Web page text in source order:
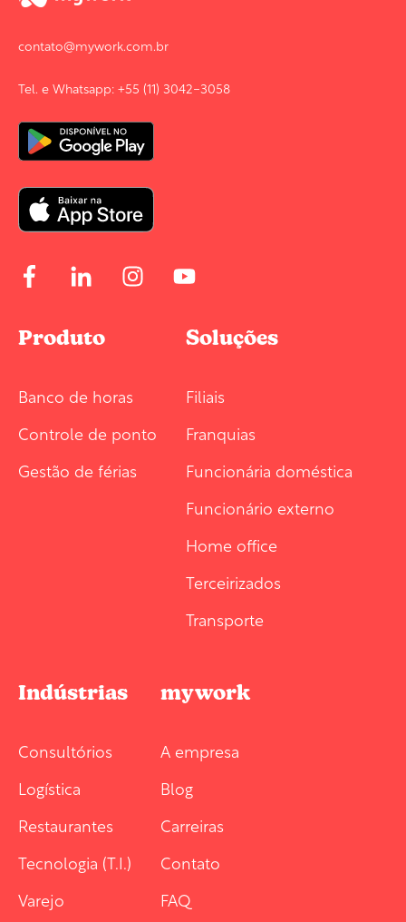
contato@mywork.com.br
Tel. e Whatsapp: +55 (11) 3042-3058
Produto
Banco de horas
Controle de ponto
Gestão de férias
Soluções
Filiais
Franquias
Funcionária doméstica
Funcionário externo
Home office
Terceirizados
Transporte
Indústrias
Consultórios
Logística
Restaurantes
Tecnologia (T.I.)
Varejo
mywork
A empresa
Blog
Carreiras
Contato
FAQ